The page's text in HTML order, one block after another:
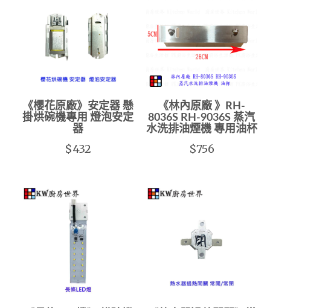
《櫻花原廠》安定器 懸
掛烘碗機專用 燈泡安定
器
$432
《林內原廠 》RH-
8036S RH-9036S 蒸汽
水洗排油煙機 專用油杯
$756